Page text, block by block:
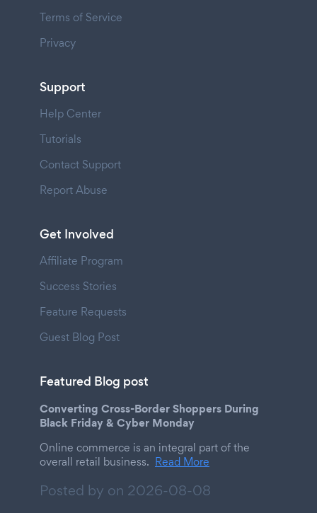
Terms of Service
Privacy
Support
Help Center
Tutorials
Contact Support
Report Abuse
Get Involved
Affiliate Program
Success Stories
Feature Requests
Guest Blog Post
Featured Blog post
Converting Cross-Border Shoppers During
Black Friday & Cyber Monday
Online commerce is an integral part of the
overall retail business. Read More
Posted by on 2026-08-08